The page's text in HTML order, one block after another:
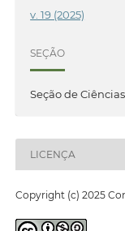
v. 19 (2025)
SEÇÃO
Seção de
LICENÇA
Copyright (c) 2025